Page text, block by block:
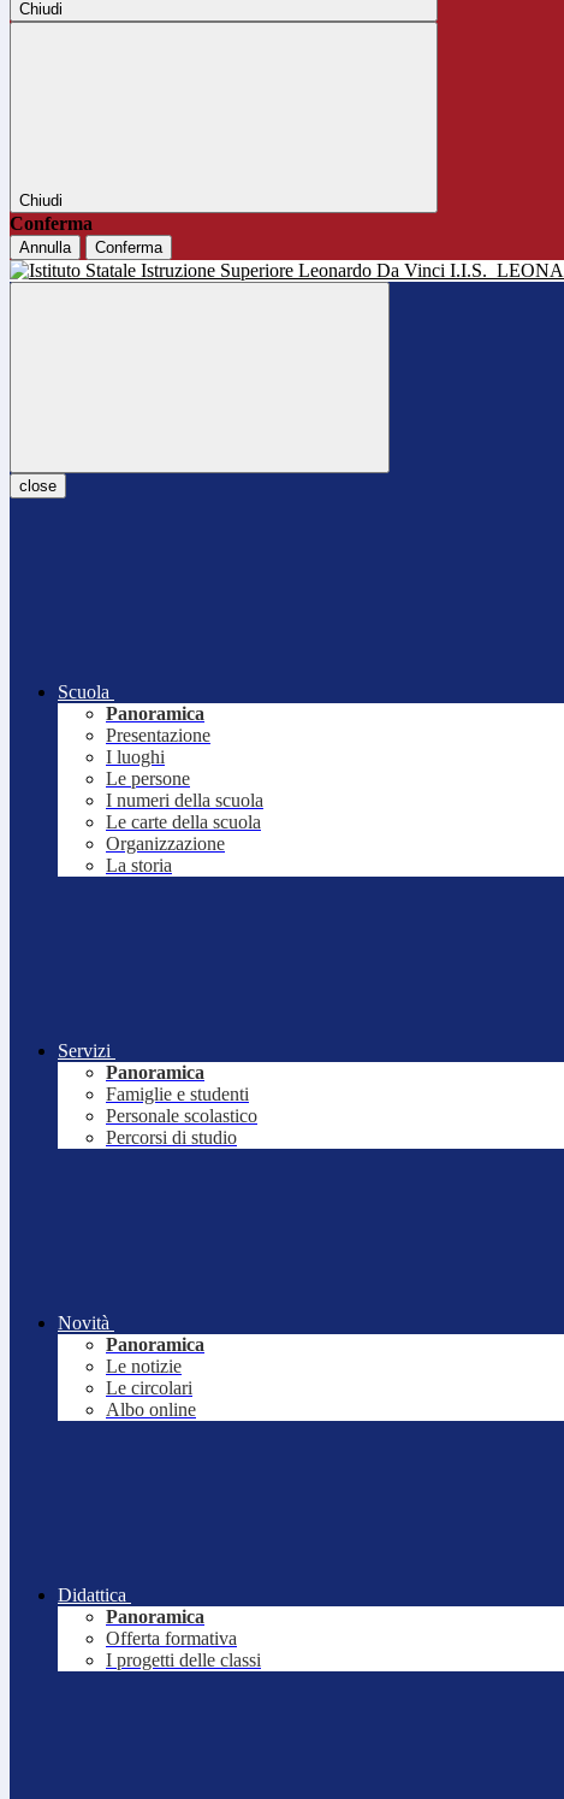
Chiudi
Chiudi
Conferma
Annulla Conferma
I.I.S.
close
Scuola
Panoramica
Presentazione
I luoghi
Le persone
I numeri della scuola
Le carte della scuola
Organizzazione
La storia
Servizi
Panoramica
Famiglie e studenti
Personale scolastico
Percorsi di studio
Novità
Panoramica
Le notizie
Le circolari
Albo online
Didattica
Panoramica
Offerta formativa
I progetti delle classi